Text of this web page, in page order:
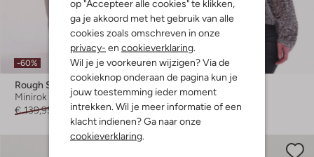
op "Accepteer alle cookies" te klikken,
ga je akkoord met het gebruik van alle
cookies zoals omschreven in onze
privacy- en cookieverklaring
Wil je je voorkeuren wijzigen? Via de
cookieknop onderaan de pagina kun je
jouw toestemming ieder moment
intrekken. Wil je meer informatie of een
klacht indienen? Ga naar onze
cookieverklaring
-60%
Rough Studios
Minirok
€ 139,95
€ 55,99
-60%
Rough Studios
Blouse
€ 159,95 € 63,99